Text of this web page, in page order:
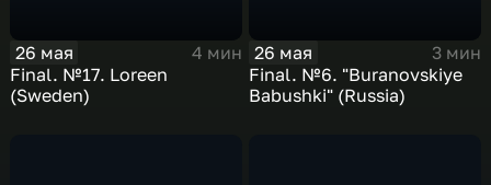
26 мая
4 мин
Final. №17. Loreen
(Sweden)
26 мая
3 мин
Final. №6. "Buranovskiye
Babushki" (Russia)